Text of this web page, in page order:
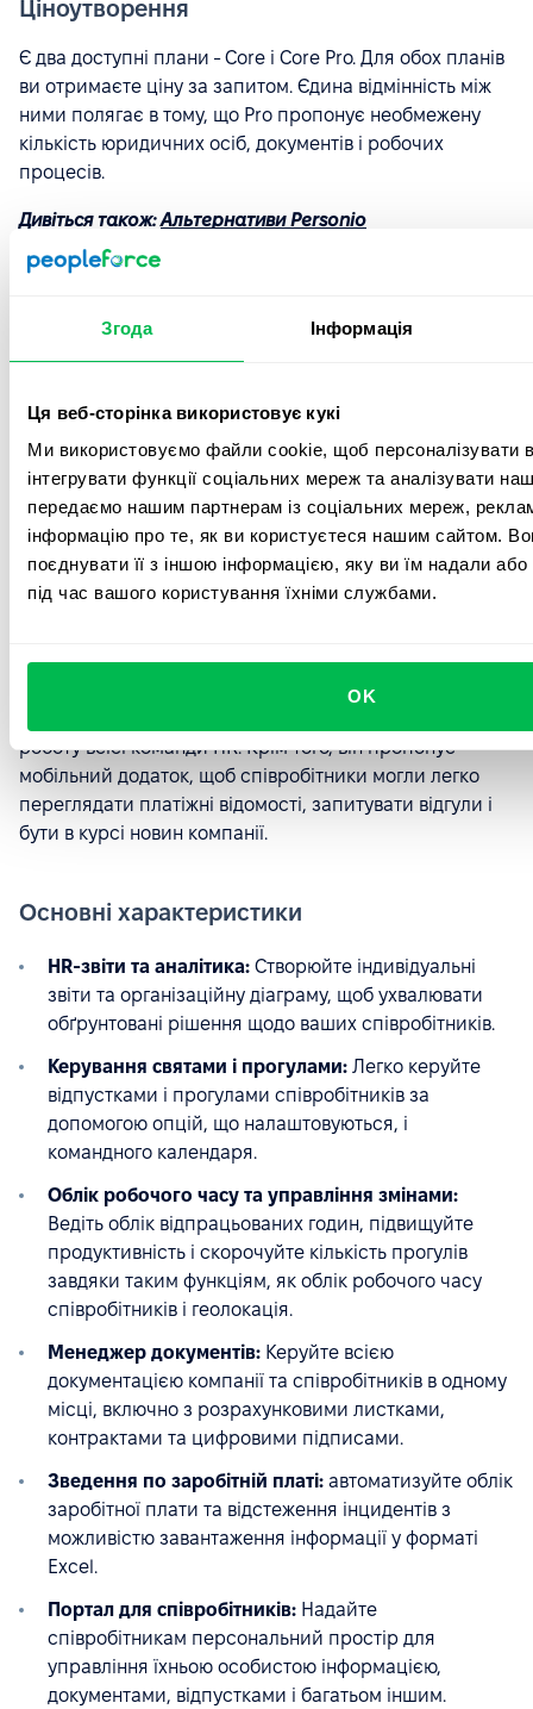
Згода Інформація
Ця веб-сторінка використовує кукі
Ми використовуємо файли cookie, щоб персоналізувати
інтегрувати функції соціальних мереж та аналізувати
передаємо нашим партнерам із соціальних мереж,
інформацію про те, як ви користуєтеся нашим сайтом.
поєднувати її з іншою інформацією, яку ви їм надали або
під час вашого користування їхніми службами.
OK
Ціноутворення
Є два доступні плани - Core і Core Pro. Для обох планів
ви отримаєте ціну за запитом. Єдина відмінність між
ними полягає в тому, що Pro пропонує необмежену
кількість юридичних осіб, документів і робочих
процесів.
Дивіться також:Альтернативи Personio
Він допомагає керувати відсутностями, знаходити нові
таланти, платити співробітникам і оцінювати їхню
роботу всієї команди HR. Крім того, він пропонує
мобільний додаток, щоб співробітники могли легко
переглядати платіжні відомості, запитувати відгули і
бути в курсі новин компанії.
Основні характеристики
HR-звіти та аналітика: Створюйте індивідуальні
звіти та організаційну діаграму, щоб ухвалювати
обґрунтовані рішення щодо ваших співробітників.
Керування святами і прогулами: Легко керуйте
відпустками і прогулами співробітників за
допомогою опцій, що налаштовуються, і
командного календаря.
Облік робочого часу та управління змінами:
Ведіть облік відпрацьованих годин, підвищуйте
продуктивність і скорочуйте кількість прогулів
завдяки таким функціям, як облік робочого часу
співробітників і геолокація.
Менеджер документів: Керуйте всією
документацією компанії та співробітників в одному
місці, включно з розрахунковими листками,
контрактами та цифровими підписами.
Зведення по заробітній платі: автоматизуйте облік
заробітної плати та відстеження інцидентів з
можливістю завантаження інформації у форматі
Excel.
Портал для співробітників: Надайте
співробітникам персональний простір для
управління їхньою особистою інформацією,
документами, відпустками і багатьом іншим.